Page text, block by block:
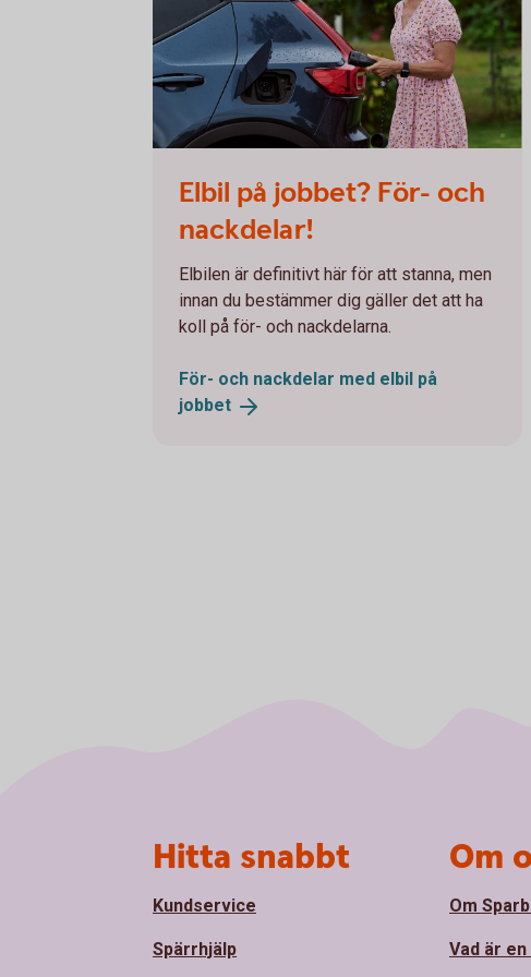
Elbil på jobbet? För- och
nackdelar!
Elbilen är definitivt här för att stanna, men
innan du bestämmer dig gäller det att ha
koll på för- och nackdelarna.
För- och nackdelar med elbil på
jobbet
Hitta snabbt
Kundservice
Spärrhjälp
Om
Om
Vad är